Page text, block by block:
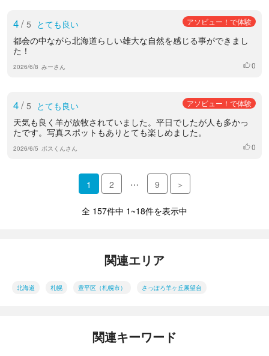
4/ 5 とても良い アソビュー！で体験
都会の中ながら北海道らしい雄大な自然を感じる事ができまし
た！
2026/6/8 みーさん いいね
0
4/ 5 とても良い アソビュー！で体験
天気も良く羊が放牧されていました。平日でしたが人も多かっ
たです。写真スポットもありとても楽しめました。
2026/6/5 ボスくんさん いいね
0
1 2 … 9 ＞
全 157件中 1~18件を表示中
関連エリア
北海道 札幌 豊平区（札幌市） さっぽろ羊ヶ丘展望台
関連キーワード